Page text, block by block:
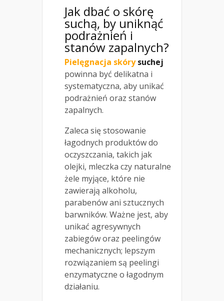
Jak dbać o skórę
suchą, by uniknąć
podrażnień i
stanów zapalnych?
Pielęgnacja skórysuchej
powinna być delikatna i
systematyczna, aby unikać
podrażnień oraz stanów
zapalnych.
Zaleca się stosowanie
łagodnych produktów do
oczyszczania, takich jak
olejki, mleczka czy naturalne
żele myjące, które nie
zawierają alkoholu,
parabenów ani sztucznych
barwników. Ważne jest, aby
unikać agresywnych
zabiegów oraz peelingów
mechanicznych; lepszym
rozwiązaniem są peelingi
enzymatyczne o łagodnym
działaniu.